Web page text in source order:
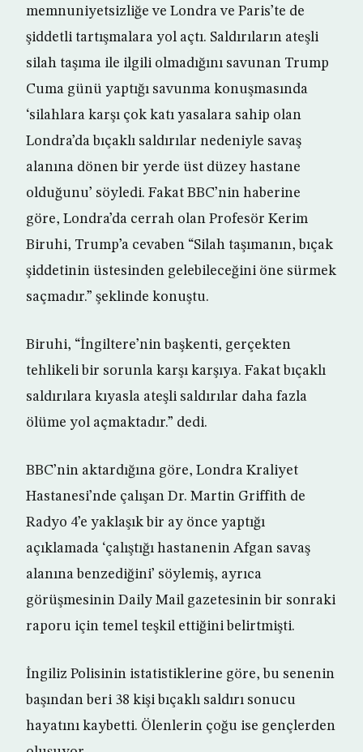
memnuniyetsizliğe ve Londra ve Paris’te de
şiddetli tartışmalara yol açtı. Saldırıların ateşli
silah taşıma ile ilgili olmadığını savunan Trump
Cuma günü yaptığı savunma konuşmasında
‘silahlara karşı çok katı yasalara sahip olan
Londra’da bıçaklı saldırılar nedeniyle savaş
alanına dönen bir yerde üst düzey hastane
olduğunu’ söyledi. Fakat BBC’nin haberine
göre, Londra’da cerrah olan Profesör Kerim
Biruhi, Trump’a cevaben “Silah taşımanın, bıçak
şiddetinin üstesinden gelebileceğini öne sürmek
saçmadır.” şeklinde konuştu.
Biruhi, “İngiltere’nin başkenti, gerçekten
tehlikeli bir sorunla karşı karşıya. Fakat bıçaklı
saldırılara kıyasla ateşli saldırılar daha fazla
ölüme yol açmaktadır.” dedi.
BBC’nin aktardığına göre, Londra Kraliyet
Hastanesi’nde çalışan Dr. Martin Griffith de
Radyo 4’e yaklaşık bir ay önce yaptığı
açıklamada ‘çalıştığı hastanenin Afgan savaş
alanına benzediğini’ söylemiş, ayrıca
görüşmesinin Daily Mail gazetesinin bir sonraki
raporu için temel teşkil ettiğini belirtmişti.
İngiliz Polisinin istatistiklerine göre, bu senenin
başından beri 38 kişi bıçaklı saldırı sonucu
hayatını kaybetti. Ölenlerin çoğu ise gençlerden